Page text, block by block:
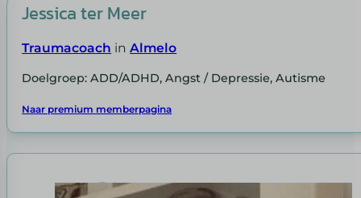
Jessica ter Meer
Traumacoach inAlmelo
Doelgroep: ADD/ADHD, Angst / Depressie, Autisme
Naar premium memberpagina